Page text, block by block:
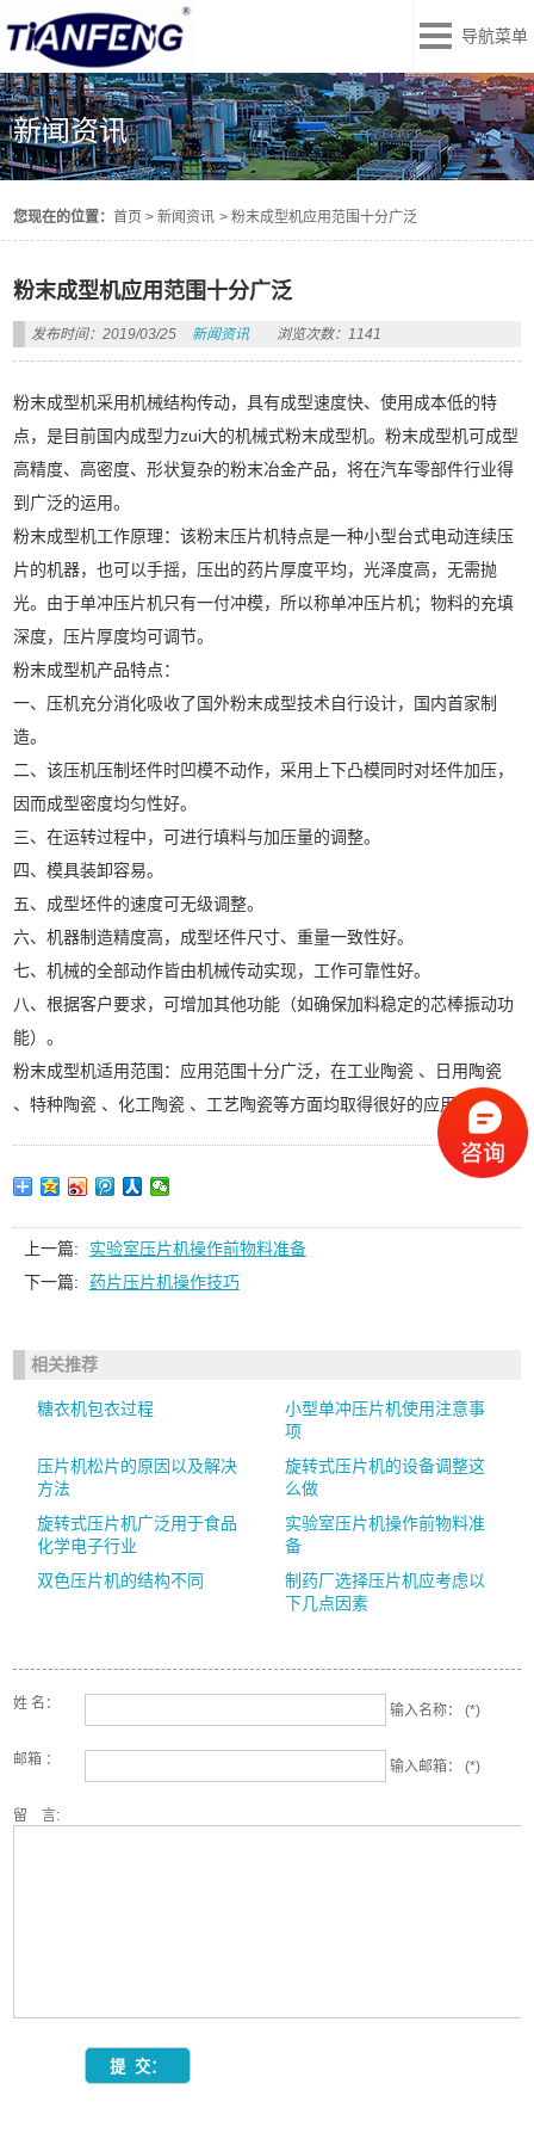
导航菜单
新闻资讯
您现在的位置：首页 >新闻资讯 >粉末成型机应用范围十分广泛
粉末成型机应用范围十分广泛
发布时间：2019/03/25 新闻资讯 浏览次数：1141
粉末成型机采用机械结构传动，具有成型速度快、使用成本低的特
点，是目前国内成型力zui大的机械式粉末成型机。粉末成型机可成型
高精度、高密度、形状复杂的粉末冶金产品，将在汽车零部件行业得
到广泛的运用。
粉末成型机工作原理：该粉末压片机特点是一种小型台式电动连续压
片的机器，也可以手摇，压出的药片厚度平均，光泽度高，无需抛
光。由于单冲压片机只有一付冲模，所以称单冲压片机；物料的充填
深度，压片厚度均可调节。
粉末成型机产品特点：
一、压机充分消化吸收了国外粉末成型技术自行设计，国内首家制
造。
二、该压机压制坯件时凹模不动作，采用上下凸模同时对坯件加压，
因而成型密度均匀性好。
三、在运转过程中，可进行填料与加压量的调整。
四、模具装卸容易。
五、成型坯件的速度可无级调整。
六、机器制造精度高，成型坯件尺寸、重量一致性好。
七、机械的全部动作皆由机械传动实现，工作可靠性好。
八、根据客户要求，可增加其他功能（如确保加料稳定的芯棒振动功
能）。
粉末成型机适用范围：应用范围十分广泛，在工业陶瓷 、日用陶瓷
、特种陶瓷 、化工陶瓷 、工艺陶瓷等方面均取得很好的应用。
上一篇:
实验室压片机操作前物料准备
下一篇:
药片压片机操作技巧
相关推荐
糖衣机包衣过程
小型单冲压片机使用注意事
项
压片机松片的原因以及解决
方法
旋转式压片机的设备调整这
么做
旋转式压片机广泛用于食品
化学电子行业
实验室压片机操作前物料准
备
双色压片机的结构不同
制药厂选择压片机应考虑以
下几点因素
姓 名： 输入名称： (*)
邮箱 ： 输入邮箱： (*)
留 言: